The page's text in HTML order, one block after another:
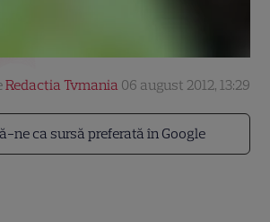
ne ca sursă preferată în Google
Redactia Tvmania 06 august 2012, 13:29